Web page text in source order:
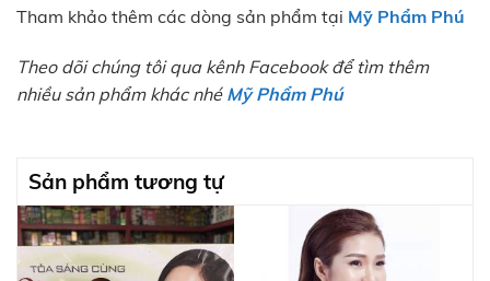
Tham khảo thêm các dòng sản phẩm tại Mỹ Phẩm Phú
Theo dõi chúng tôi qua kênh Facebook để tìm thêm
nhiều sản phẩm khác nhé Mỹ Phẩm Phú
Sản phẩm tương tự